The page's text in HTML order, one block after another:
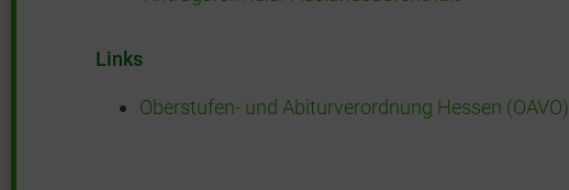
Links
Oberstufen- und Abiturverordnung Hessen (OAVO)